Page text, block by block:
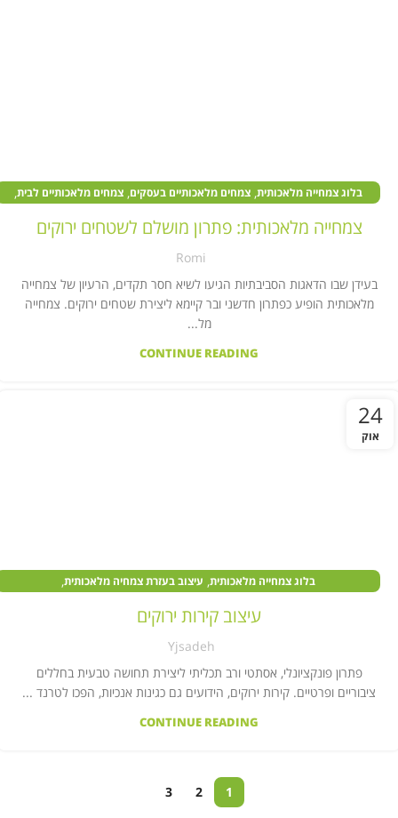
בלוג צמחייה מלאכותית,צמחים מלאכותיים בעסקים,צמחים מלאכותיים לבית,
צמחייה מלאכותית: פתרון מושלם לשטחים ירוקים
Romi
בעידן שבו הדאגות הסביבתיות הגיעו לשיא חסר תקדים, הרעיון של צמחייה
מלאכותית הופיע כפתרון חדשני ובר קיימא ליצירת שטחים ירוקים. צמחייה
מל...
CONTINUE READING
24
אוק
בלוג צמחייה מלאכותית, עיצוב בעזרת צמחיה מלאכותית,
קיר צמחייה מלאכותית
עיצוב קירות ירוקים
Yjsadeh
פתרון פונקציונלי, אסתטי ורב תכליתי ליצירת תחושה טבעית בחללים
ציבוריים ופרטיים. קירות ירוקים, הידועים גם כגינות אנכיות, הפכו לטרנד ...
CONTINUE READING
1
2
3